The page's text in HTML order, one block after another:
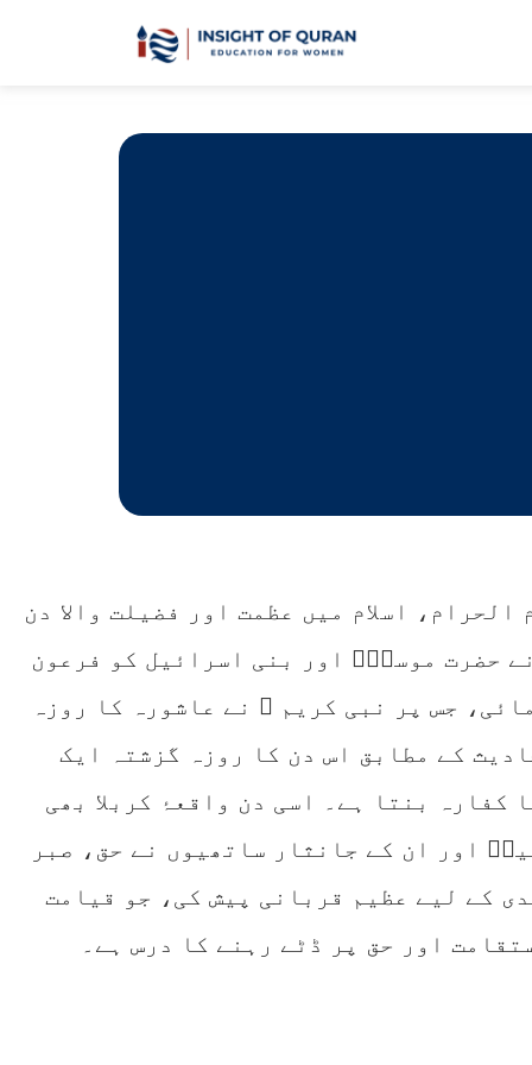
یعنی 10 محرم الحرام، اسلام میں عظمت اور فضیلت والا دن
حضرت موسیٰؑ اور بنی اسرائیل کو فرعون
جس پر نبی کریم ﷺ نے عاشورہ کا روزہ
کے مطابق اس دن کا روزہ گزشتہ ایک
کفارہ بنتا ہے۔ اسی دن واقعۂ کربلا بھی
اور ان کے جانثار ساتھیوں نے حق، صبر
کے لیے عظیم قربانی پیش کی، جو قیامت
اور حق پر ڈٹے رہنے کا درس ہے۔